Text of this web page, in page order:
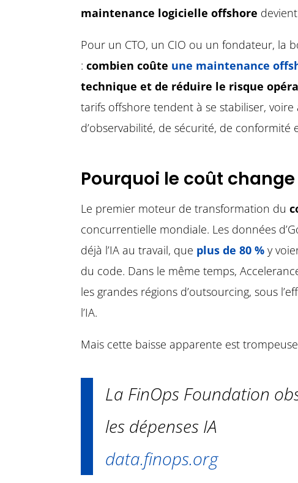
maintenance logicielle offshore
Pour un CTO, un CIO ou un fondateur, la
: combien coûte une maintenance
technique et de réduire le risque
tarifs offshore tendent à se stabiliser,
d’observabilité, de sécurité, de conformité
Pourquoi le coût
Le premier moteur de transformation du
concurrentielle mondiale. Les données
déjà l’IA au travail, que plus de 80 % y
du code. Dans le même temps,
les grandes régions d’outsourcing, sous
l’IA.
Mais cette baisse apparente est
La FinOps Foundation
les dépenses IA
data.finops.org